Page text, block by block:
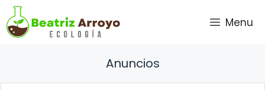
Saltar
al
contenido
Menu
Anuncios